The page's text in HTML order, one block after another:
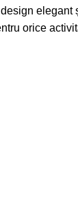
elegant
orice